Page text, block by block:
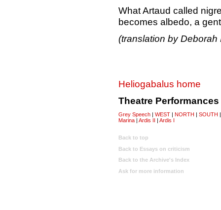
What Artaud called
becomes albedo, a
(translation by Deborah
Heliogabalus home
Theatre Performances
Grey Speech WEST NORTH SOUTH
Marina
Ardis II Ardis I
Back to top
Back to Essays on criticism
Back to the Archive's Index
Ask for more information